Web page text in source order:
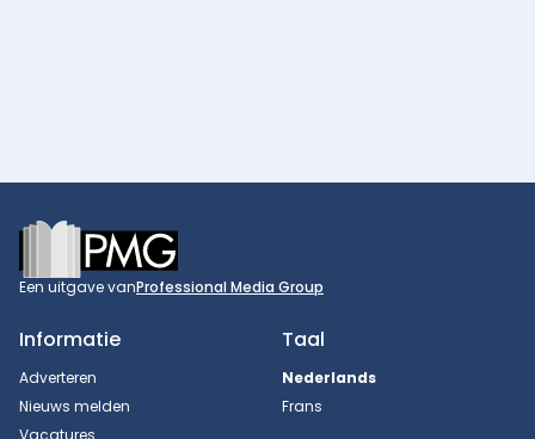
Footer
Een uitgave vanProfessional Media Group
Informatie
Adverteren
Nieuws melden
Taal
Nederlands
Frans